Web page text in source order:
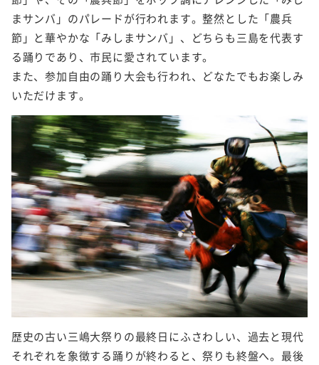
まサンバ」のパレードが行われます。整然とした「農兵
節」と華やかな「みしまサンバ」、どちらも三島を代表す
る踊りであり、市民に愛されています。
また、参加自由の踊り大会も行われ、どなたでもお楽しみ
いただけます。
歴史の古い三嶋大祭りの最終日にふさわしい、過去と現代
それぞれを象徴する踊りが終わると、祭りも終盤へ。最後